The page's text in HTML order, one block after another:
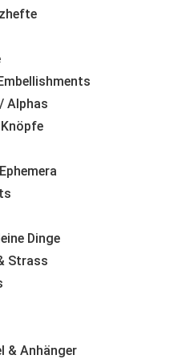
Alphas
Dinge
Strass
& Anhänger